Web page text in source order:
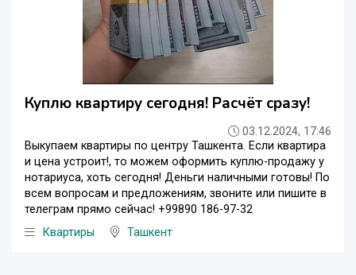
Куплю квартиру сегодня! Расчёт сразу!
03.12.2024, 17:46
Выкупаем квартиры по центру Ташкента. Если квартира
и цена устроит!, то можем оформить куплю-продажу у
нотариуса, хоть сегодня! Деньги наличными готовы! По
всем вопросам и предложениям, звоните или пишите в
телеграм прямо сейчас! +99890 186-97-32
Квартиры
Ташкент